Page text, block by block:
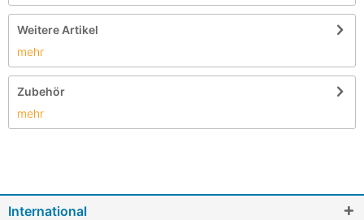
Weitere Artikel
mehr
Zubehör
mehr
International